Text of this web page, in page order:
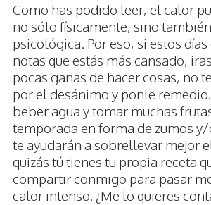
Como has podido leer, el calor
no sólo físicamente, sino
psicológica. Por eso, si estos
notas que estás más cansado,
pocas ganas de hacer cosas, no
por el desánimo y ponle
beber agua y tomar muchas
temporada en forma de zumos y/
te ayudarán a sobrellevar mejor
quizás tú tienes tu propia receta
compartir conmigo para pasar
calor intenso. ¿Me lo quieres